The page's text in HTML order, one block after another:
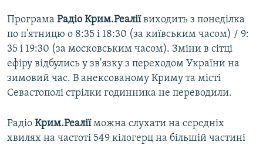
Програма Радіо Крим.Реаліївиходить з понеділка
по п'ятницю о 8:35 і 18:30 (за київським часом) / 9:
35 і 19:30 (за московським часом). Зміни в сітці
ефіру відбулись у зв'язку з переходом України на
зимовий час. В анексованому Криму та місті
Севастополі стрілки годинника не переводили.
Радіо Крим.Реаліїможна слухати на середніх
хвилях на частоті 549 кілогерц на більшій частині